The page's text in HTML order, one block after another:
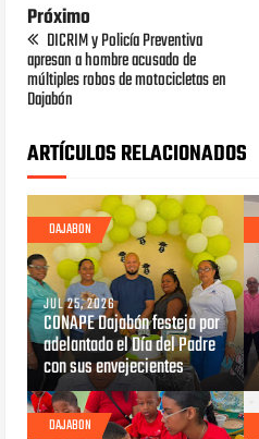
Próximo
DICRIM y Policía Preventiva
apresan a hombre acusado de
múltiples robos de motocicletas en
Dajabón
ARTÍCULOS RELACIONADOS
DAJABON
JUL 25, 2026
CONAPE Dajabón festeja por
adelantado el Día del Padre
con sus envejecientes
DAJABON